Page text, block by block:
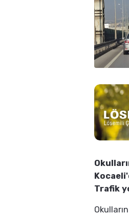
Trafik